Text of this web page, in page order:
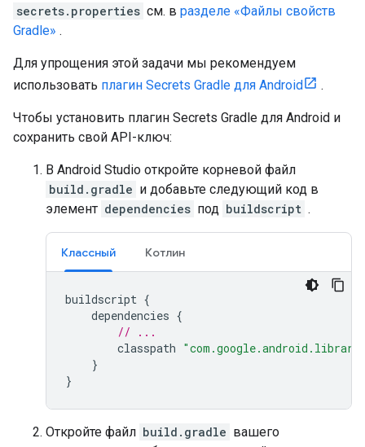
secrets.properties см. в разделе «Файлы свойств
Gradle» .
Для упрощения этой задачи мы рекомендуем
использовать плагин Secrets Gradle для Android .
Чтобы установить плагин Secrets Gradle для Android и
сохранить свой API-ключ:
В Android Studio откройте корневой файл
build.gradle и добавьте следующий код в
элемент dependencies под buildscript .
Классный Котлин
buildscript {
dependencies {
// ...
classpath
}
}
Откройте файл build.gradle вашего